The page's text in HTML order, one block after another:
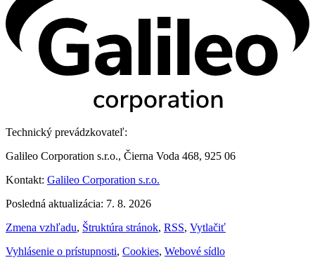
Technický prevádzkovateľ:
Galileo Corporation s.r.o., Čierna Voda 468, 925 06
Kontakt: Galileo Corporation s.r.o.
Posledná aktualizácia: 7. 8. 2026
Zmena vzhľadu, Štruktúra stránok, RSS, Vytlačiť
Vyhlásenie o prístupnosti, Cookies, Webové sídlo